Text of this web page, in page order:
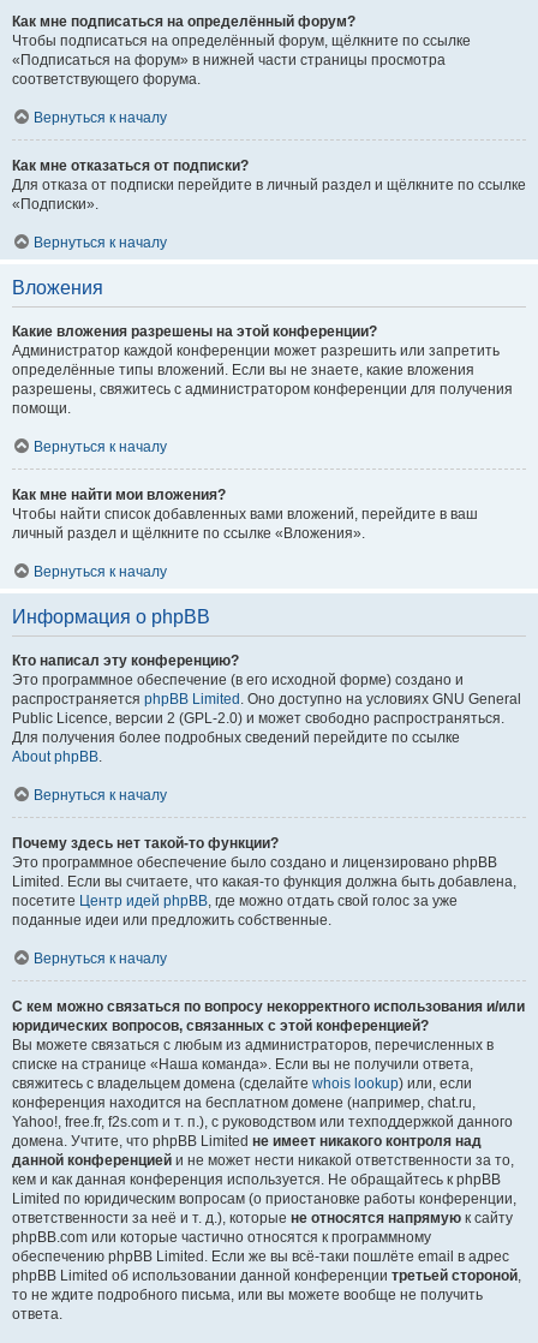
Как мне подписаться на определённый форум?
Чтобы подписаться на определённый форум, щёлкните по ссылке
«Подписаться на форум» в нижней части страницы просмотра
соответствующего форума.
Вернуться к началу
Как мне отказаться от подписки?
Для отказа от подписки перейдите в личный раздел и щёлкните по ссылке
«Подписки».
Вернуться к началу
Вложения
Какие вложения разрешены на этой конференции?
Администратор каждой конференции может разрешить или запретить
определённые типы вложений. Если вы не знаете, какие вложения
разрешены, свяжитесь с администратором конференции для получения
помощи.
Вернуться к началу
Как мне найти мои вложения?
Чтобы найти список добавленных вами вложений, перейдите в ваш
личный раздел и щёлкните по ссылке «Вложения».
Вернуться к началу
Информация о phpBB
Кто написал эту конференцию?
Это программное обеспечение (в его исходной форме) создано и
распространяется phpBB Limited . Оно доступно на условиях GNU General
Public Licence, версии 2 (GPL-2.0) и может свободно распространяться.
Для получения более подробных сведений перейдите по ссылке
About phpBB.
Вернуться к началу
Почему здесь нет такой-то функции?
Это программное обеспечение было создано и лицензировано phpBB
Limited. Если вы считаете, что какая-то функция должна быть добавлена,
посетите Центр идей phpBB, где можно отдать свой голос за уже
поданные идеи или предложить собственные.
Вернуться к началу
С кем можно связаться по вопросу некорректного использования и/или
юридических вопросов, связанных с этой конференцией?
Вы можете связаться с любым из администраторов, перечисленных в
списке на странице «Наша команда». Если вы не получили ответа,
свяжитесь с владельцем домена (сделайте whois lookup) или, если
конференция находится на бесплатном домене (например, chat.ru,
Yahoo!, free.fr, f2s.com и т. п.), с руководством или техподдержкой данного
домена. Учтите, что phpBB Limited не имеет никакого контроля над
данной конференцией и не может нести никакой ответственности за то,
кем и как данная конференция используется. Не обращайтесь к phpBB
Limited по юридическим вопросам (о приостановке работы конференции,
ответственности за неё и т. д.), которые не относятся напрямую к сайту
phpBB.com или которые частично относятся к программному
обеспечению phpBB Limited. Если же вы всё-таки пошлёте email в адрес
phpBB Limited об использовании данной конференции третьей стороной,
то не ждите подробного письма, или вы можете вообще не получить
ответа.